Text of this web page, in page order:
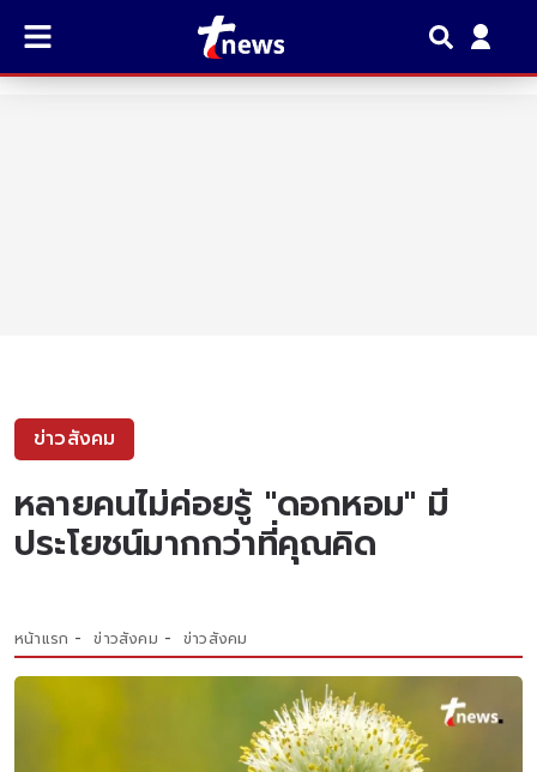
ข่าวสังคม
หลายคนไม่ค่อยรู้ "ดอกหอม" มี
ประโยชน์มากกว่าที่คุณคิด
หน้าแรก ข่าวสังคม ข่าวสังคม